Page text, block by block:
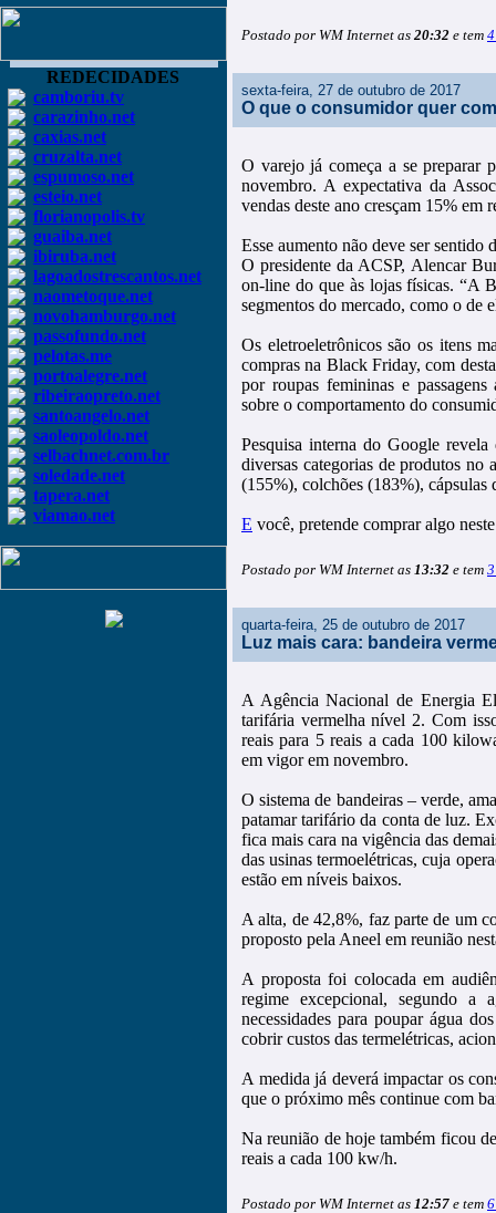
REDECIDADES
camboriu.tv
carazinho.net
caxias.net
cruzalta.net
espumoso.net
esteio.net
florianopolis.tv
guaiba.net
ibiruba.net
lagoadostrescantos.net
naometoque.net
novohamburgo.net
passofundo.net
pelotas.me
portoalegre.net
ribeiraopreto.net
santoangelo.net
saoleopoldo.net
selbachnet.com.br
soledade.net
tapera.net
viamao.net
Postado por WM Internet as 20:32 e tem
sexta-feira, 27 de outubro de 2017
O que o consumidor quer
O varejo já começa a se preparar
novembro. A expectativa da
vendas deste ano cresçam 15% em
Esse aumento não deve ser sentido
O presidente da ACSP, Alencar
on-line do que às lojas físicas. “A
segmentos do mercado, como o de
Os eletroeletrônicos são os itens
compras na Black Friday, com
por roupas femininas e passagens
sobre o comportamento do
Pesquisa interna do Google
diversas categorias de produtos no
(155%), colchões (183%),
E você, pretende comprar algo
Postado por WM Internet as 13:32 e tem
quarta-feira, 25 de outubro de 2017
Luz mais cara: bandeira
A Agência Nacional de Energia
tarifária vermelha nível 2. Com
reais para 5 reais a cada 100
em vigor em novembro.
O sistema de bandeiras – verde,
patamar tarifário da conta de luz.
fica mais cara na vigência das
das usinas termoelétricas, cuja
estão em níveis baixos.
A alta, de 42,8%, faz parte de um
proposto pela Aneel em reunião
A proposta foi colocada em
regime excepcional, segundo a
necessidades para poupar água
cobrir custos das termelétricas,
A medida já deverá impactar os
que o próximo mês continue com
Na reunião de hoje também ficou
reais a cada 100 kw/h.
Postado por WM Internet as 12:57 e tem